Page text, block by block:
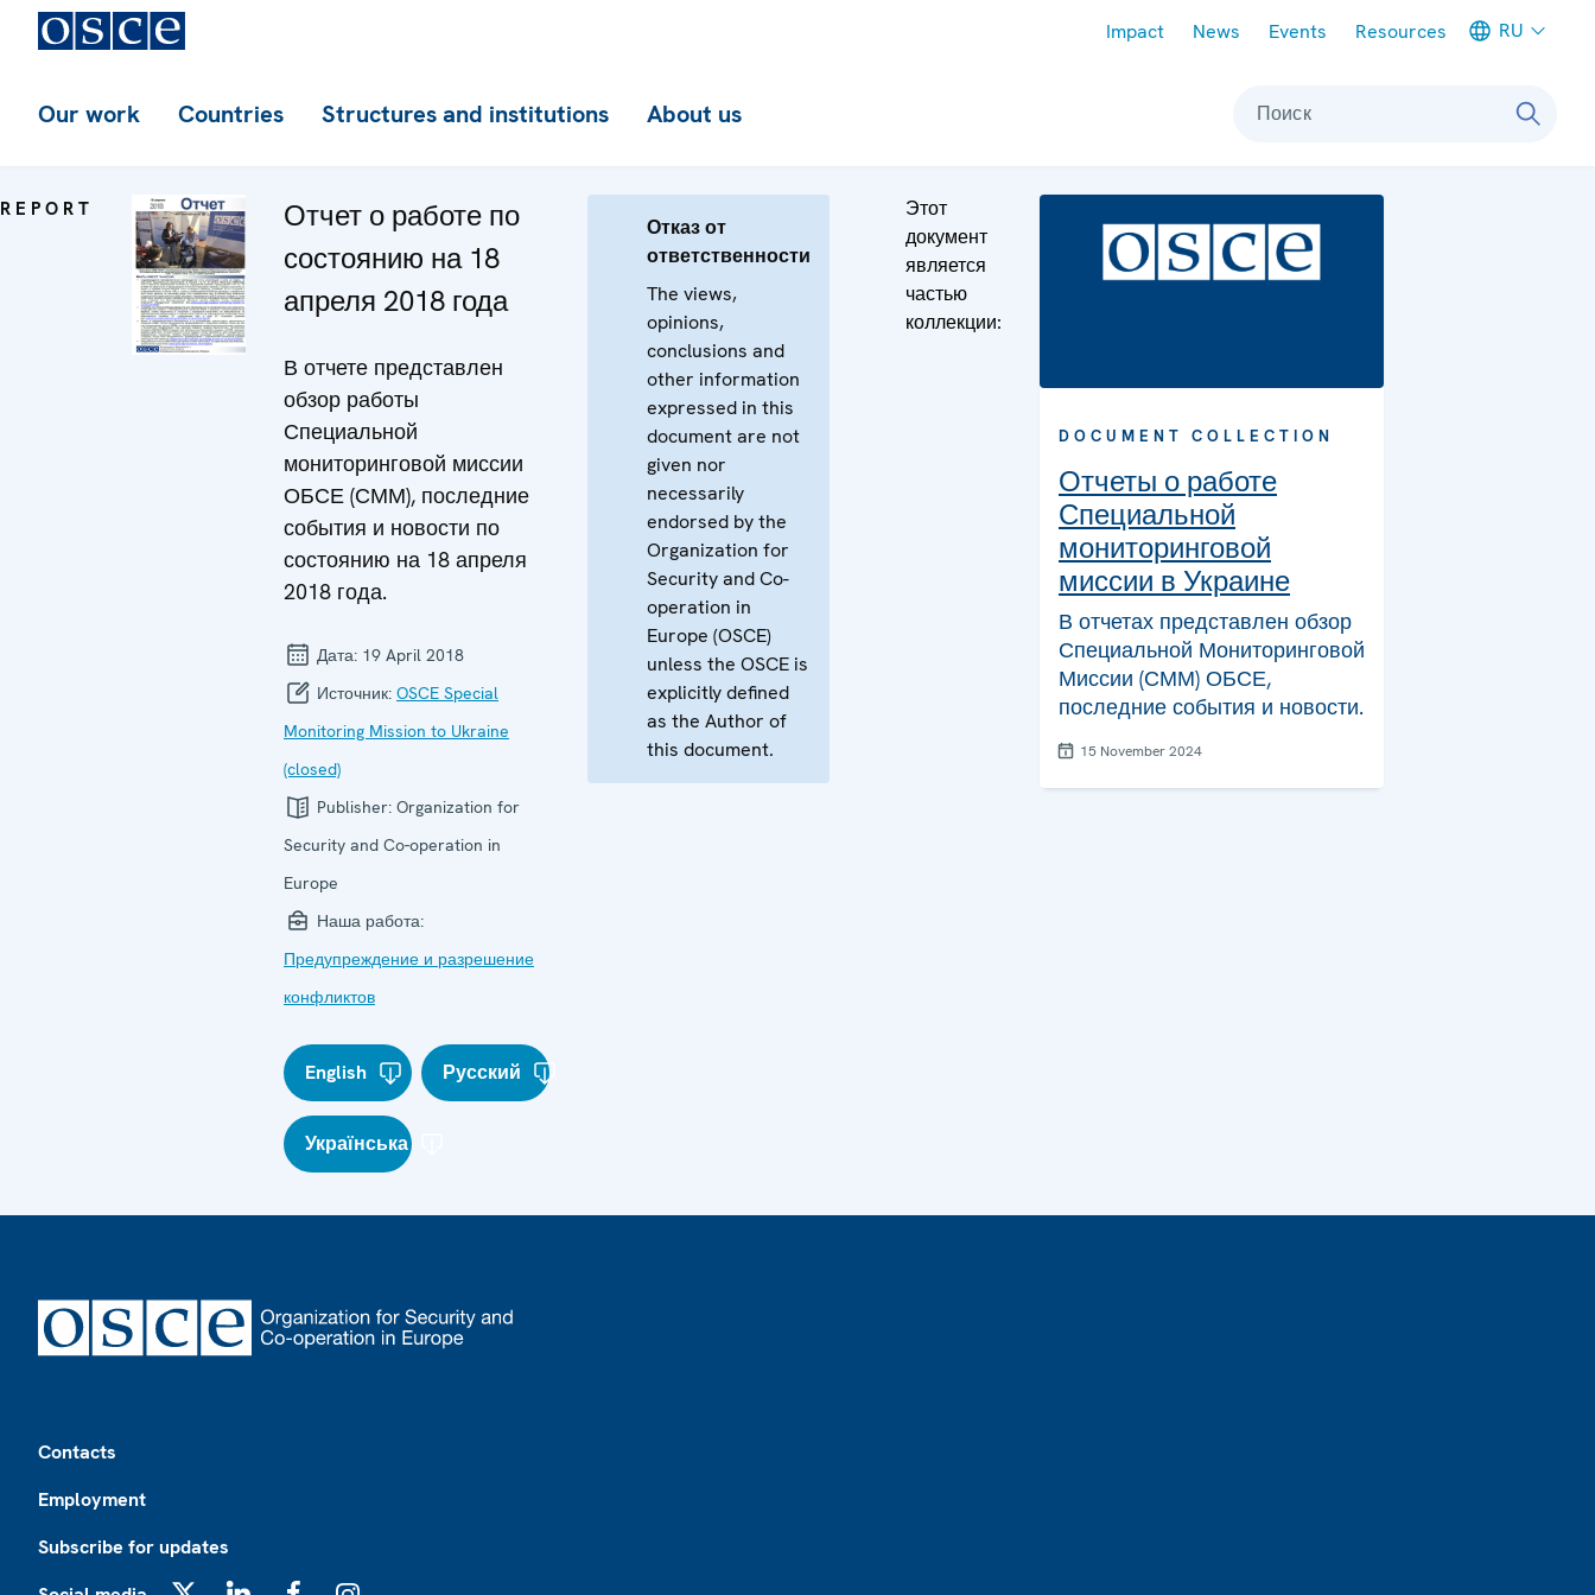
Impact News Events Resources RU
Our work Countries Structures and institutions About us Поиск
REPORT
Отчет о работе по
состоянию на 18
апреля 2018 года
В отчете представлен
обзор работы
Специальной
мониторинговой миссии
ОБСЕ (СММ), последние
события и новости по
состоянию на 18 апреля
2018 года.
Дата: 19 April 2018
Источник: OSCE Special
Monitoring Mission to Ukraine
(closed)
Publisher: Organization for
Security and Co-operation in
Europe
Наша работа:
Предупреждение и разрешение
конфликтов
English Русский
Українська
Отказ от
ответственности
The views,
opinions,
conclusions and
other information
expressed in this
document are not
given nor
necessarily
endorsed by the
Organization for
Security and Co-
operation in
Europe (OSCE)
unless the OSCE is
explicitly defined
as the Author of
this document.
Этот
документ
является
частью
коллекции:
DOCUMENT COLLECTION
Отчеты о работе
Специальной
мониторинговой
миссии в Украине
В отчетах представлен обзор
Специальной Мониторинговой
Миссии (СММ) ОБСЕ,
последние события и новости.
15 November 2024
Contacts
Employment
Subscribe for updates